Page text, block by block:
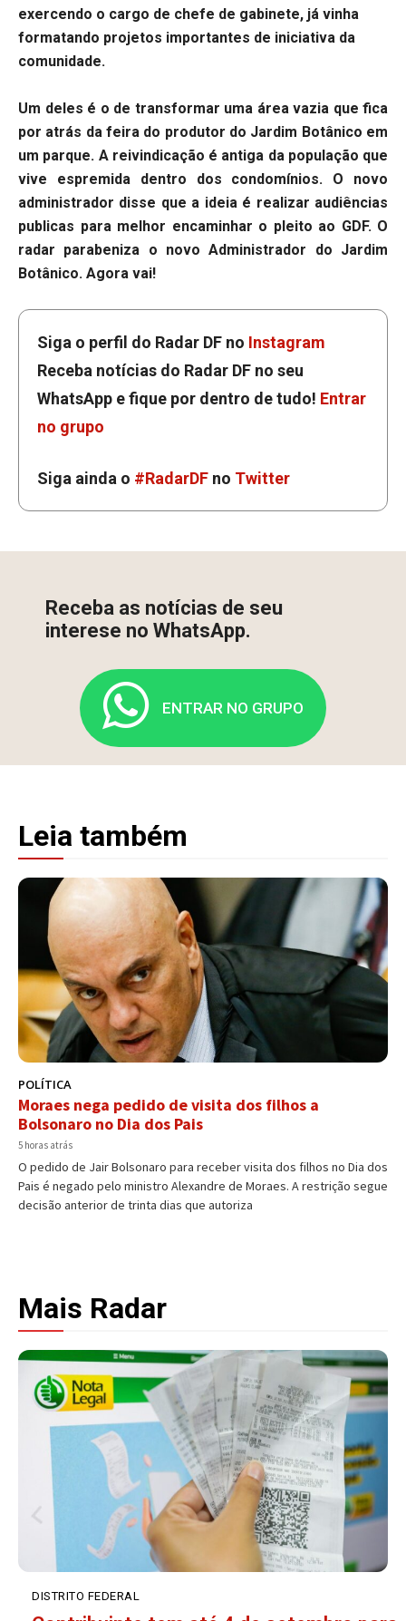
exercendo o cargo de chefe de gabinete, já vinha
formatando projetos importantes de iniciativa da
comunidade.
Um deles é o de transformar uma área vazia que fica
por atrás da feira do produtor do Jardim Botânico em
um parque. A reivindicação é antiga da população que
vive espremida dentro dos condomínios. O novo
administrador disse que a ideia é realizar audiências
publicas para melhor encaminhar o pleito ao GDF. O
radar parabeniza o novo Administrador do Jardim
Botânico. Agora vai!
Siga o perfil do Radar DF no Instagram
Receba notícias do Radar DF no seu
WhatsApp e fique por dentro de tudo! Entrar
no grupo
Siga ainda o #RadarDF no Twitter
Receba as notícias de seu
interese no WhatsApp.
ENTRAR NO GRUPO
Leia também
POLÍTICA
Moraes nega pedido de visita dos filhos a
Bolsonaro no Dia dos Pais
5 horas atrás
O pedido de Jair Bolsonaro para receber visita dos filhos no Dia dos
Pais é negado pelo ministro Alexandre de Moraes. A restrição segue
decisão anterior de trinta dias que autoriza
Mais Radar
DISTRITO FEDERAL